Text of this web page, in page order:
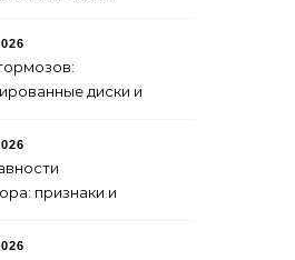
диски и
признаки и